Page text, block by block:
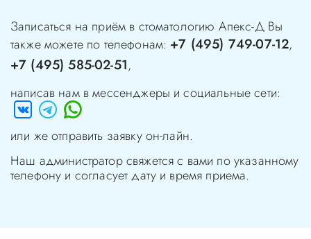
Записаться на приём в стоматологию Апекс-ДВы
также можете по телефонам: +7 (495) 749-07-12,
+7 (495) 585-02-51,
написав нам в мессенджеры и социальные сети:
или же отправить заявку он-лайн.
Наш администратор свяжется с вами по указанному
телефону и согласует дату и время приема.